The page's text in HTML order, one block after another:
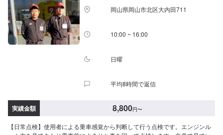
岡山県岡山市北区大内田711
10:00 ~ 16:00
日曜
平均8時間で返信
実績金額 8,800円〜
【日常点検】使用者による乗車感覚から判断して行う点検です。エンジンル